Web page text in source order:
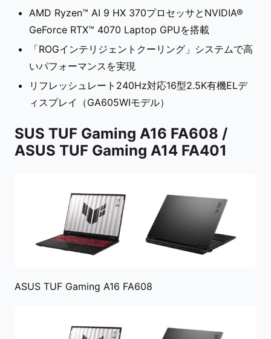
AMD Ryzen™ AI 9 HX 370プロセッサとNVIDIA®
GeForce RTX™ 4070 Laptop GPUを搭載
「ROGインテリジェントクーリング」システムで高
いパフォーマンスを実現
リフレッシュレート240Hz対応16型2.5K有機ELデ
ィスプレイ（GA605WIモデル）
SUS TUF Gaming A16 FA608 /
ASUS TUF Gaming A14 FA401
ASUS TUF Gaming A16 FA608